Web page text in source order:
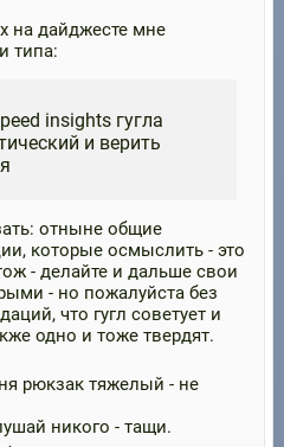
на дайджесте мне
типа:
insights гугла
и верить
отныне общие
которые осмыслить - это
- делайте и дальше свои
- но пожалуйста без
что гугл советует и
одно и тоже твердят.
рюкзак тяжелый - не
никого - тащи.